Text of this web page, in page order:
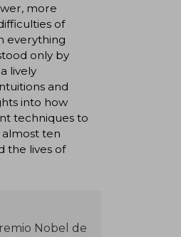
more
of
everything
only by
lively
and
into how
techniques to
ten
the lives of
Nobel de